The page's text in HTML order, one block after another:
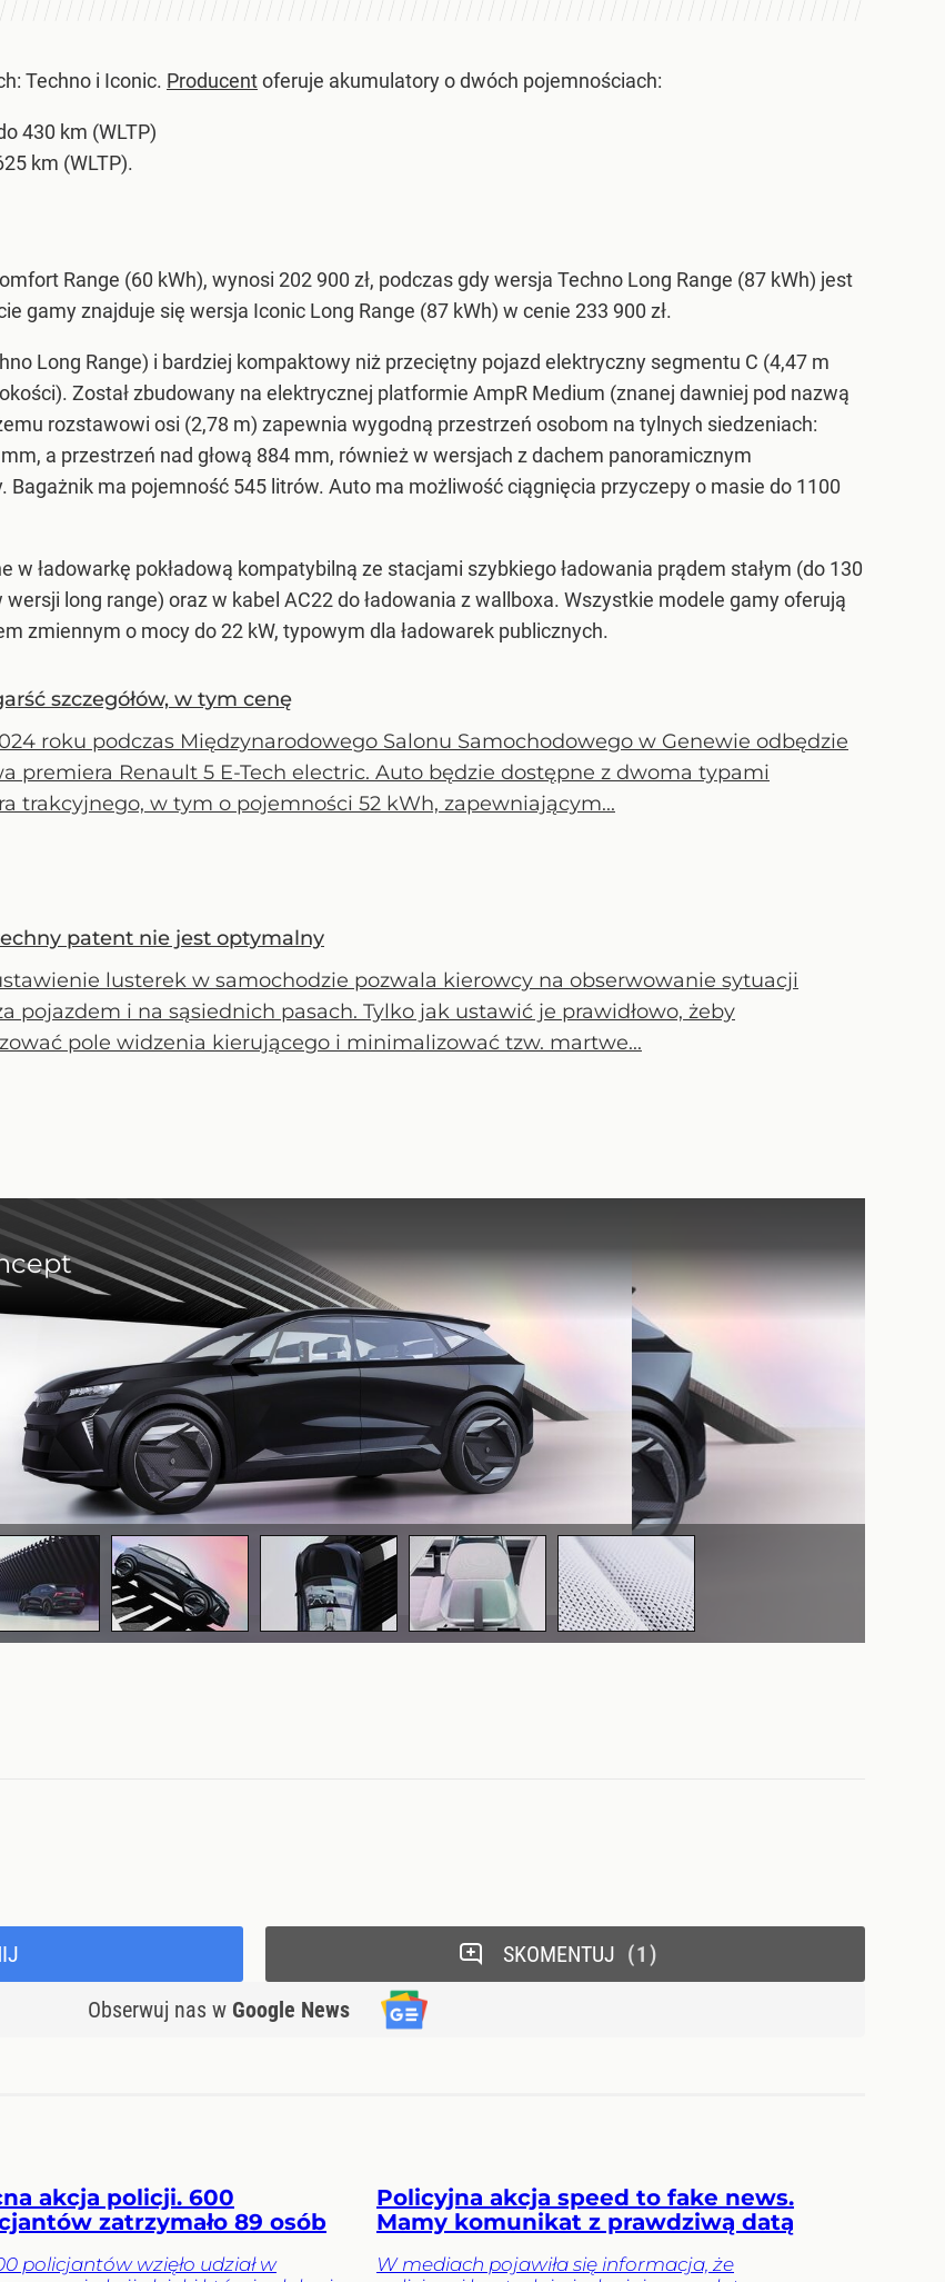
Techno i Iconic. Producentoferuje akumulatory o dwóch pojemnościach:
430 km (WLTP)
km (WLTP).
Range (60 kWh), wynosi 202 900 zł, podczas gdy wersja Techno Long Range (87 kWh) jest
gamy znajduje się wersja Iconic Long Range (87 kWh) w cenie 233 900 zł.
Long Range) i bardziej kompaktowy niż przeciętny pojazd elektryczny segmentu C (4,47 m
Został zbudowany na elektrycznej platformie AmpR Medium (znanej dawniej pod nazwą
rozstawowi osi (2,78 m) zapewnia wygodną przestrzeń osobom na tylnych siedzeniach:
a przestrzeń nad głową 884 mm, również w wersjach z dachem panoramicznym
Bagażnik ma pojemność 545 litrów. Auto ma możliwość ciągnięcia przyczepy o masie do 1100
w ładowarkę pokładową kompatybilną ze stacjami szybkiego ładowania prądem stałym (do 130
long range) oraz w kabel AC22 do ładowania z wallboxa. Wszystkie modele gamy oferują
zmiennym o mocy do 22 kW, typowym dla ładowarek publicznych.
szczegółów, w tym cenę
roku podczas Międzynarodowego Salonu Samochodowego w Genewie odbędzie
premiera Renault 5 E-Tech electric. Auto będzie dostępne z dwoma typami
trakcyjnego, w tym o pojemności 52 kWh, zapewniającym...
patent nie jest optymalny
lusterek w samochodzie pozwala kierowcy na obserwowanie sytuacji
pojazdem i na sąsiednich pasach. Tylko jak ustawić je prawidłowo, żeby
pole widzenia kierującego i minimalizować tzw. martwe...
Obserwuj nas w Google News
SKOMENTUJ 1
akcja policji. 600
zatrzymało 89 osób
policjantów wzięło udział w
Policyjna akcja speed to fake news.
Mamy komunikat z prawdziwą datą
W mediach pojawiła się informacja, że